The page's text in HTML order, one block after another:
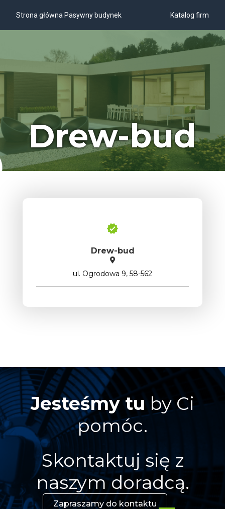
Strona główna Pasywny budynek Katalog firm
Drew-bud
Drew-bud
ul. Ogrodowa 9, 58-562
Jesteśmy tu by Ci
pomóc.
Skontaktuj się z
naszym doradcą.
Zapraszamy do kontaktu